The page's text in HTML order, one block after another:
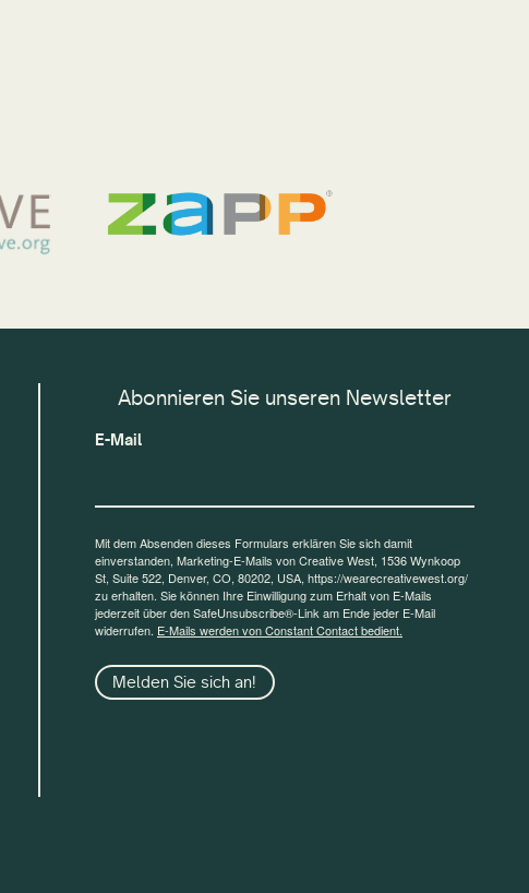
Abonnieren Sie unseren Newsletter
E-Mail
Mit dem Absenden dieses Formulars erklären Sie sich damit
einverstanden, Marketing-E-Mails von Creative West, 1536 Wynkoop
St, Suite 522, Denver, CO, 80202, USA, https://wearecreativewest.org/
zu erhalten. Sie können Ihre Einwilligung zum Erhalt von E-Mails
jederzeit über den SafeUnsubscribe®-Link am Ende jeder E-Mail
widerrufen. E-Mails werden von Constant Contact bedient.
Melden Sie sich an!